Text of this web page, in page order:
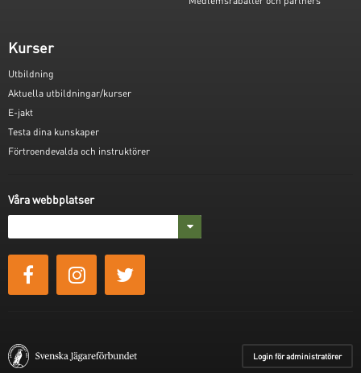
Kurser
Utbildning
Aktuella utbildningar/kurser
E-jakt
Testa dina kunskaper
Förtroendevalda och instruktörer
Våra webbplatser
Login för administratörer